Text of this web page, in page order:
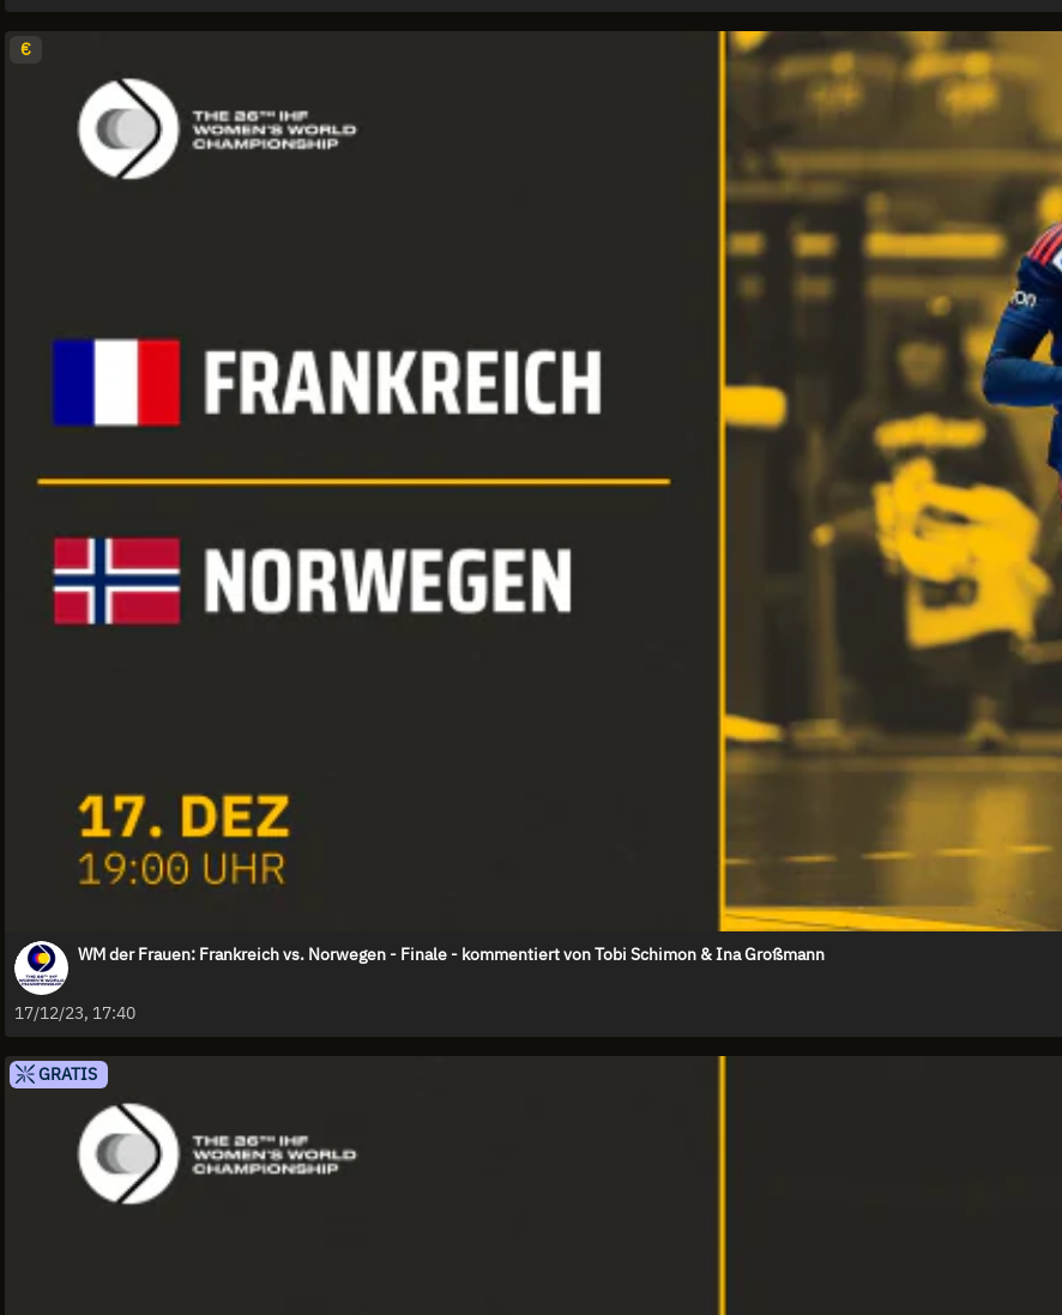
€
WM der Frauen: Frankreich vs. Norwegen - Finale - kommentiert von Tobi Schimon & Ina Großmann
17/12/23, 17:40
GRATIS